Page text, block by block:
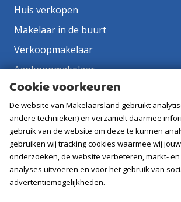
Huis verkopen
Makelaar in de buurt
Verkoopmakelaar
Aankoopmakelaar
Contact
Vacatures
Volg ons
Cookie voorkeuren
De website van Makelaarsland gebruikt
andere technieken) en verzamelt daarmee
gebruik van de website om deze te kunnen
gebruiken wij tracking cookies waarmee wij
onderzoeken, de website verbeteren, markt-
analyses uitvoeren en voor het gebruik van
advertentiemogelijkheden.